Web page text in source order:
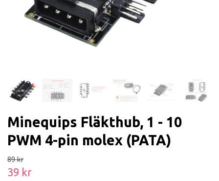
Minequips Fläkthub, 1 - 10
PWM 4-pin molex (PATA)
89 kr
39 kr